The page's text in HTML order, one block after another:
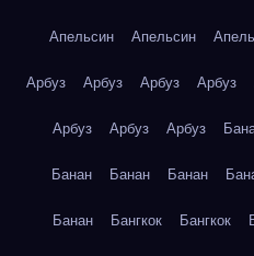
Апельсин Апельсин
Арбуз Арбуз Арбуз Арбуз
Арбуз Арбуз Арбуз
Банан Банан Банан
Банан Бангкок Бангкок